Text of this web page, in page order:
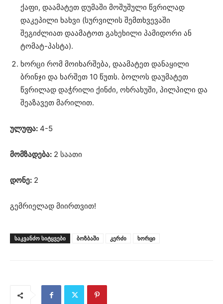
ქაფი, დაამატეთ დუმაში მოშუშული წვრილად
დაკეპილი ხახვი (სურვილის შემთხვევაში
შეგიძლიათ დაამატოთ გახეხილი პამიდორი ან
ტომატ-პასტა).
ხორცი რომ მოიხარშება, დაამატეთ დანაყილი
ბრინჯი და ხარშეთ 10 წუთს. ბოლოს დაუმატეთ
წვრილად დაჭრილი ქინძი, ოხრახუში, პილპილი და
შეაზავეთ მარილით.
ულუფა: 4-5
მომზადება: 2 საათი
დონე: 2
გემრიელად მიირთვით!
ᲡᲐᲙᲕᲐᲜᲫᲝ ᲡᲘᲢᲧᲕᲔᲑᲘ ბოზბაში კერძი ხორცი